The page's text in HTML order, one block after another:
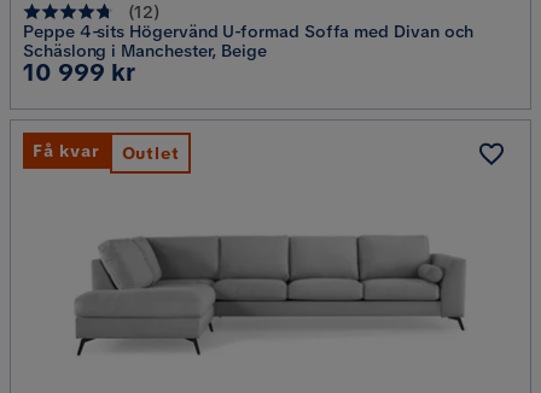
(12)
Peppe 4-sits Högervänd U-formad Soffa med Divan och
Schäslong i Manchester, Beige
Pris
10 999 kr
Få kvar Outlet